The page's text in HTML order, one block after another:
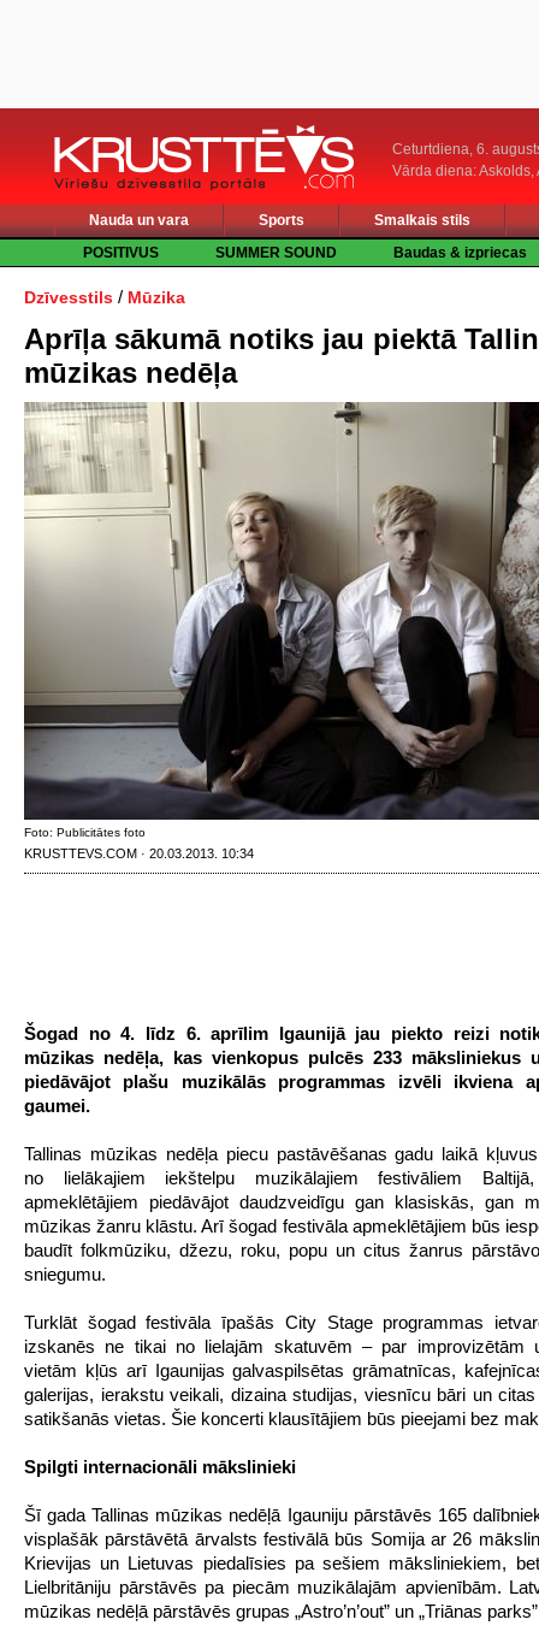
Ceturtdiena, 6.
Vārda diena: Askolds,
Nauda un vara Sports
Smalkais stils
POSITIVUS
SUMMER SOUND Baudas & izpriecas
Dzīvesstils / Mūzika
Aprīļa sākumā notiks jau piektā
mūzikas nedēļa
Foto: Publicitātes foto
KRUSTTEVS.COM · 20.03.2013. 10:34
Šogad no 4. līdz 6. aprīlim Igaunijā jau piekto reizi
mūzikas nedēļa, kas vienkopus pulcēs 233 māksliniekus
piedāvājot plašu muzikālās programmas izvēli ikviena
gaumei.
Tallinas mūzikas nedēļa piecu pastāvēšanas gadu laikā
no lielākajiem iekštelpu muzikālajiem festivāliem
apmeklētājiem piedāvājot daudzveidīgu gan klasiskās, gan
mūzikas žanru klāstu. Arī šogad festivāla apmeklētājiem būs
baudīt folkmūziku, džezu, roku, popu un citus žanrus
sniegumu.
Turklāt šogad festivāla īpašās City Stage programmas
izskanēs ne tikai no lielajām skatuvēm – par improvizētām
vietām kļūs arī Igaunijas galvaspilsētas grāmatnīcas,
galerijas, ierakstu veikali, dizaina studijas, viesnīcu bāri un
satikšanās vietas. Šie koncerti klausītājiem būs pieejami bez
Spilgti internacionāli mākslinieki
Šī gada Tallinas mūzikas nedēļā Igauniju pārstāvēs 165
visplašāk pārstāvētā ārvalsts festivālā būs Somija ar 26
Krievijas un Lietuvas piedalīsies pa sešiem māksliniekiem,
Lielbritāniju pārstāvēs pa piecām muzikālajām apvienībām.
mūzikas nedēļā pārstāvēs grupas „Astro’n’out” un „Triānas